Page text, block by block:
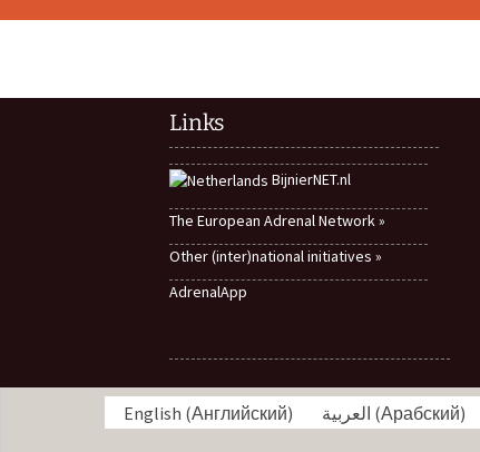
по
Links
BijnierNET.nl
The European Adrenal Network »
Other (inter)national initiatives »
AdrenalApp
English (Английский) العربية (Арабский)